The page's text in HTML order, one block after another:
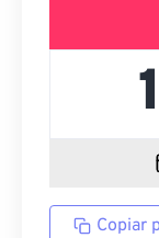
Copiar